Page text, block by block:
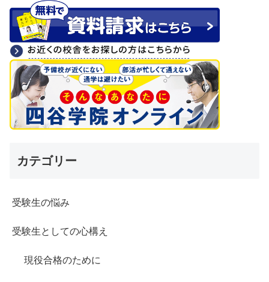
カテゴリー
受験生の悩み
受験生としての心構え
現役合格のために